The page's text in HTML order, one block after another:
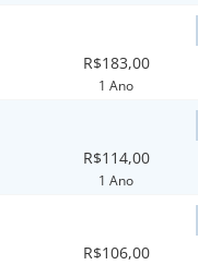
R$183,00
1 Ano
R$114,00
1 Ano
R$106,00